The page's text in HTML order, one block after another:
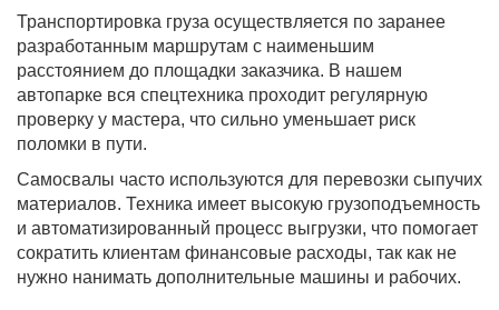
Транспортировка груза осуществляется по заранее
разработанным маршрутам с наименьшим
расстоянием до площадки заказчика. В нашем
автопарке вся спецтехника проходит регулярную
проверку у мастера, что сильно уменьшает риск
поломки в пути.
Самосвалы часто используются для перевозки сыпучих
материалов. Техника имеет высокую грузоподъемность
и автоматизированный процесс выгрузки, что помогает
сократить клиентам финансовые расходы, так как не
нужно нанимать дополнительные машины и рабочих.